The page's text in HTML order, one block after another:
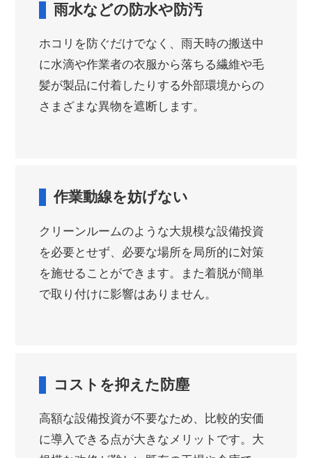
雨水などの防水や防汚
ホコリを防ぐだけでなく、雨天時の搬送中
に水滴や作業者の衣服から落ちる繊維や毛
髪が製品に付着したりする外部環境からの
さまざまな異物を遮断します。
作業動線を妨げない
クリーンルームのような大規模な設備投資
を必要とせず、必要な場所を局所的に対策
を施せることができます。また着脱が簡単
で取り付けに影響はありません。
コストを抑えた防塵
高額な設備投資が不要なため、比較的安価
に導入できる点が大きなメリットです。大